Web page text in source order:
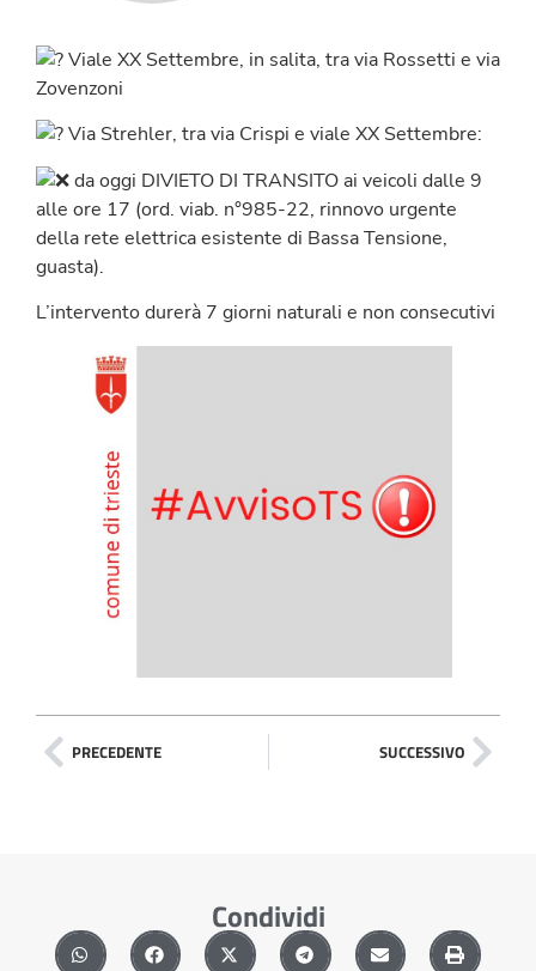
Viale XX Settembre, in salita, tra via Rossetti e via
Zovenzoni
Via Strehler, tra via Crispi e viale XX Settembre:
da oggi DIVIETO DI TRANSITO ai veicoli dalle 9
alle ore 17 (ord. viab. n°985-22, rinnovo urgente
della rete elettrica esistente di Bassa Tensione,
guasta).
L’intervento durerà 7 giorni naturali e non consecutivi
PRECEDENTE SUCCESSIVO
Condividi